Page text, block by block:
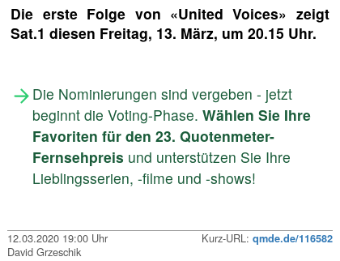
Die erste Folge von «United Voices» zeigt
Sat.1 diesen Freitag, 13. März, um 20.15 Uhr.
Die Nominierungen sind vergeben - jetzt
beginnt die Voting-Phase. Wählen Sie Ihre
Favoriten für den 23. Quotenmeter-
Fernsehpreis und unterstützen Sie Ihre
Lieblingsserien, -filme und -shows!
12.03.2020 19:00 Uhr Kurz-URL: qmde.de/116582
David Grzeschik